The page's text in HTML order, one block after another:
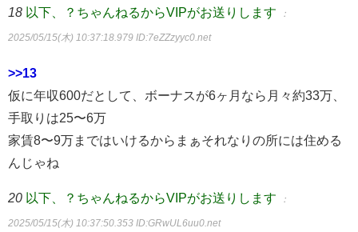
18 以下、？ちゃんねるからVIPがお送りします ：
2025/05/15(木) 10:37:18.979 ID:7eZZzyyc0.net
>>13
仮に年収600だとして、ボーナスが6ヶ月なら月々約33万、
手取りは25〜6万
家賃8〜9万まではいけるからまぁそれなりの所には住める
んじゃね
20 以下、？ちゃんねるからVIPがお送りします ：
2025/05/15(木) 10:37:50.353 ID:GRwUL6uu0.net